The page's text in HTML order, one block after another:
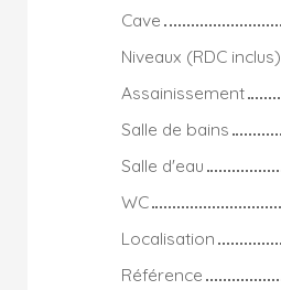
Cave
Niveaux (RDC inclus)
Assainissement
Salle de bains
Salle d'eau
WC
Localisation
Référence